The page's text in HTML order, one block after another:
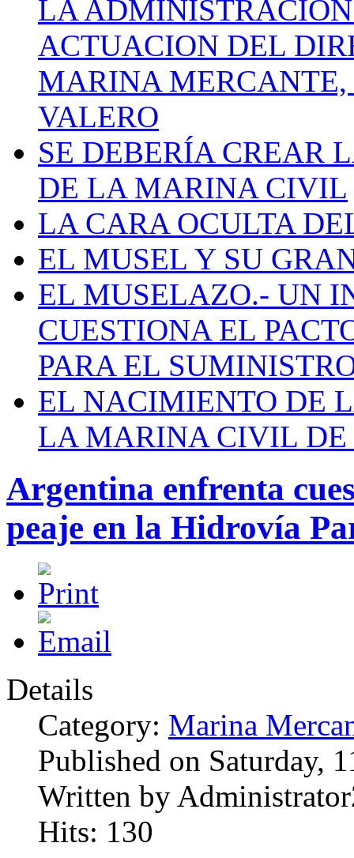
LA
ACTUACION DEL
MARINA
VALERO
SE DEBERÍA CREAR
DE LA MARINA CIVIL
LA CARA OCULTA
EL MUSEL Y SU
EL MUSELAZO.- UN
CUESTIONA EL
PARA EL
EL NACIMIENTO DE
LA MARINA CIVIL DE
Argentina enfrenta
peaje en la Hidrovía
Details
Category: Marina
Published on Saturday,
Written by
Hits: 130